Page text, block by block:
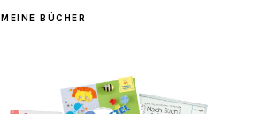
MEINE BÜCHER